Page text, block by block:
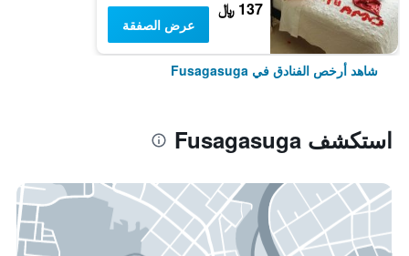
137 ﷼
عرض الصفقة
شاهد أرخص الفنادق في Fusagasuga
استكشف Fusagasuga